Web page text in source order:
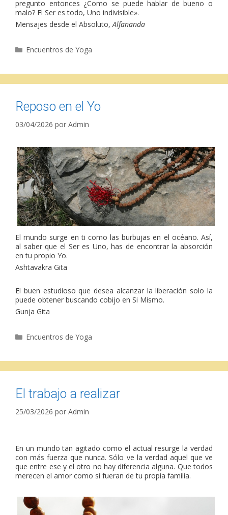
pregunto entonces ¿Como se puede hablar de bueno o
malo? El Ser es todo, Uno indivisible».
Mensajes desde el Absoluto,Alfananda
Categorías
Encuentros de Yoga
Reposo en el Yo
03/04/2026 por Admin
El mundo surge en ti como las burbujas en el océano. Así,
al saber que el Ser es Uno, has de encontrar la absorción
en tu propio Yo.
Ashtavakra Gita
El buen estudioso que desea alcanzar la liberación solo la
puede obtener buscando cobijo en Si Mismo.
Gunja Gita
Categorías
Encuentros de Yoga
El trabajo a realizar
25/03/2026 por Admin
En un mundo tan agitado como el actual resurge la verdad
con más fuerza que nunca. Sólo ve la verdad aquel que ve
que entre ese y el otro no hay diferencia alguna. Que todos
merecen el amor como si fueran de tu propia familia.